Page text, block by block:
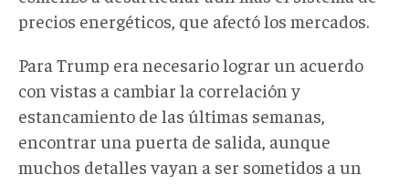
precios energéticos, que afectó los mercados.
Para Trump era necesario lograr un acuerdo
con vistas a cambiar la correlación y
estancamiento de las últimas semanas,
encontrar una puerta de salida, aunque
muchos detalles vayan a ser sometidos a un